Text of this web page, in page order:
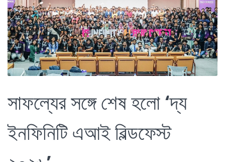
সাফল্যের সঙ্গে শেষ হলো ‘দ্য
ইনফিনিটি এআই বিল্ডফেস্ট